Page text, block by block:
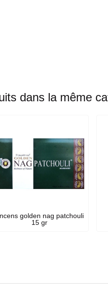
dans la même
golden nag patchouli
15 gr